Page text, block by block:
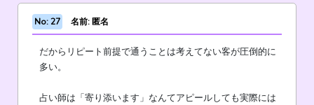
No: 27 名前: 匿名
だからリピート前提で通うことは考えてない客が圧倒的に
多い。
占い師は「寄り添います」なんてアピールしても実際には